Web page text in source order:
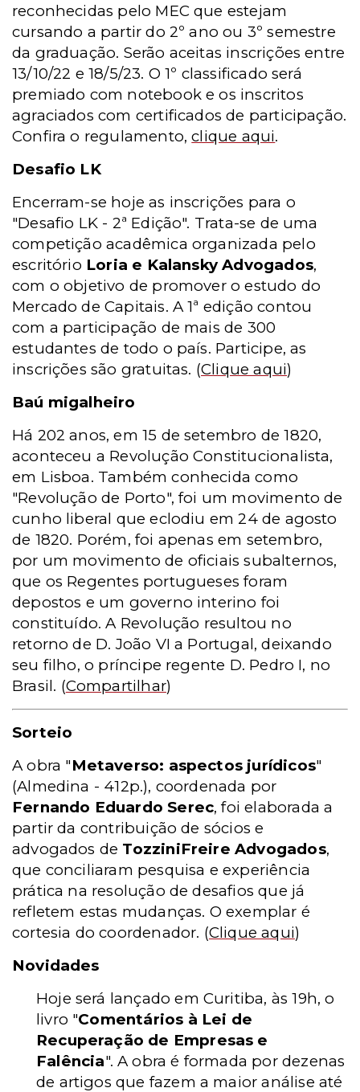
reconhecidas pelo MEC que estejam
cursando a partir do 2º ano ou 3º semestre
da graduação. Serão aceitas inscrições entre
13/10/22 e 18/5/23. O 1º classificado será
premiado com notebook e os inscritos
agraciados com certificados de participação.
Confira o regulamento,clique aqui.
Desafio LK
Encerram-se hoje as inscrições para o
"Desafio LK - 2ª Edição". Trata-se de uma
competição acadêmica organizada pelo
escritório Loria e Kalansky Advogados,
com o objetivo de promover o estudo do
Mercado de Capitais. A 1ª edição contou
com a participação de mais de 300
estudantes de todo o país. Participe, as
inscrições são gratuitas. (Clique aqui)
Baú migalheiro
Há 202 anos, em 15 de setembro de 1820,
aconteceu a Revolução Constitucionalista,
em Lisboa. Também conhecida como
"Revolução de Porto", foi um movimento de
cunho liberal que eclodiu em 24 de agosto
de 1820. Porém, foi apenas em setembro,
por um movimento de oficiais subalternos,
que os Regentes portugueses foram
depostos e um governo interino foi
constituído. A Revolução resultou no
retorno de D. João VI a Portugal, deixando
seu filho, o príncipe regente D. Pedro I, no
Brasil. (Compartilhar)
Sorteio
A obra "Metaverso: aspectos jurídicos"
(Almedina - 412p.), coordenada por
Fernando Eduardo Serec, foi elaborada a
partir da contribuição de sócios e
advogados de TozziniFreire Advogados,
que conciliaram pesquisa e experiência
prática na resolução de desafios que já
refletem estas mudanças. O exemplar é
cortesia do coordenador. (Clique aqui)
Novidades
Hoje será lançado em Curitiba, às 19h, o
livro "Comentários à Lei de
Recuperação de Empresas e
Falência". A obra é formada por dezenas
de artigos que fazem a maior análise até